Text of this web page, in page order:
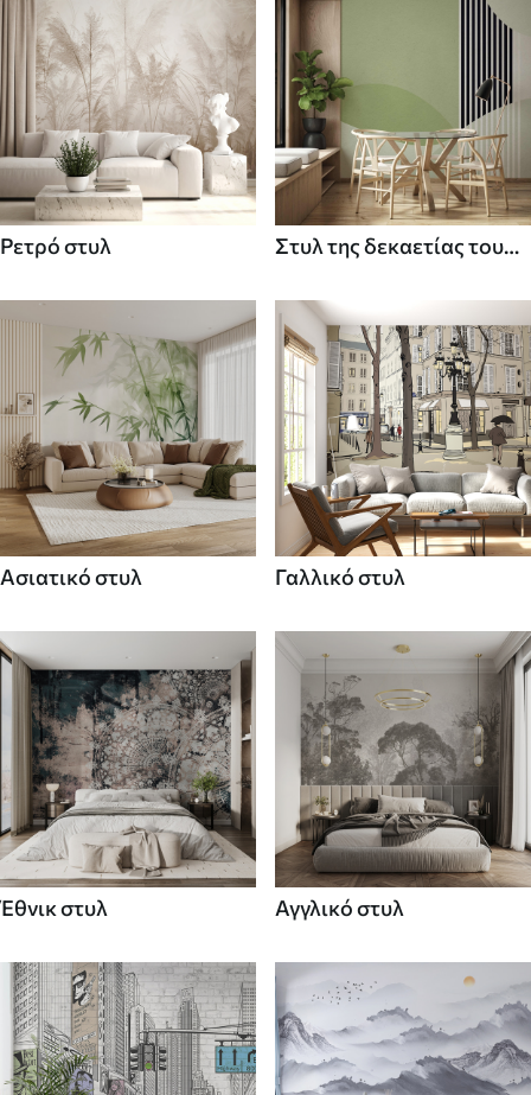
Ρετρό στυλ
Στυλ της δεκαετίας του
Ασιατικό στυλ Γαλλικό στυλ
Έθνικ στυλ Αγγλικό στυλ